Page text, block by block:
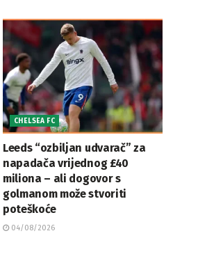
CHELSEA FC
Leeds “ozbiljan udvarač” za
napadača vrijednog £40
miliona – ali dogovor s
golmanom može stvoriti
poteškoće
04/08/2026